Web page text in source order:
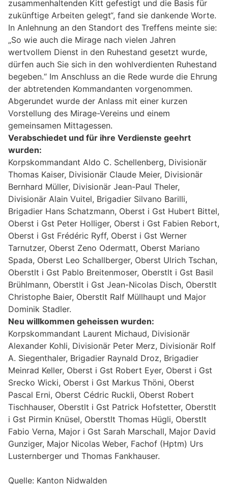
zusammenhaltenden Kitt gefestigt und die Basis für
zukünftige Arbeiten gelegt“, fand sie dankende Worte.
In Anlehnung an den Standort des Treffens meinte sie:
„So wie auch die Mirage nach vielen Jahren
wertvollem Dienst in den Ruhestand gesetzt wurde,
dürfen auch Sie sich in den wohlverdienten Ruhestand
begeben.“ Im Anschluss an die Rede wurde die Ehrung
der abtretenden Kommandanten vorgenommen.
Abgerundet wurde der Anlass mit einer kurzen
Vorstellung des Mirage-Vereins und einem
gemeinsamen Mittagessen.
Verabschiedet und für ihre Verdienste geehrt
wurden:
Korpskommandant Aldo C. Schellenberg, Divisionär
Thomas Kaiser, Divisionär Claude Meier, Divisionär
Bernhard Müller, Divisionär Jean-Paul Theler,
Divisionär Alain Vuitel, Brigadier Silvano Barilli,
Brigadier Hans Schatzmann, Oberst i Gst Hubert Bittel,
Oberst i Gst Peter Holliger, Oberst i Gst Fabien Rebort,
Oberst i Gst Frédéric Ryff, Oberst i Gst Werner
Tarnutzer, Oberst Zeno Odermatt, Oberst Mariano
Spada, Oberst Leo Schallberger, Oberst Ulrich Tschan,
Oberstlt i Gst Pablo Breitenmoser, Oberstlt i Gst Basil
Brühlmann, Oberstlt i Gst Jean-Nicolas Disch, Oberstlt
Christophe Baier, Oberstlt Ralf Müllhaupt und Major
Dominik Stadler.
Neu willkommen geheissen wurden:
Korpskommandant Laurent Michaud, Divisionär
Alexander Kohli, Divisionär Peter Merz, Divisionär Rolf
A. Siegenthaler, Brigadier Raynald Droz, Brigadier
Meinrad Keller, Oberst i Gst Robert Eyer, Oberst i Gst
Srecko Wicki, Oberst i Gst Markus Thöni, Oberst
Pascal Erni, Oberst Cédric Ruckli, Oberst Robert
Tischhauser, Oberstlt i Gst Patrick Hofstetter, Oberstlt
i Gst Pirmin Knüsel, Oberstlt Thomas Hügli, Oberstlt
Fabio Verna, Major i Gst Sarah Marschall, Major David
Gunziger, Major Nicolas Weber, Fachof (Hptm) Urs
Lusternberger und Thomas Fankhauser.
Quelle: Kanton Nidwalden